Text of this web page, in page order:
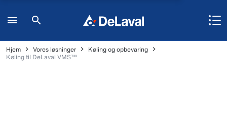
Hjem Vores løsninger
Køling og opbevaring
Køling til DeLaval VMS™